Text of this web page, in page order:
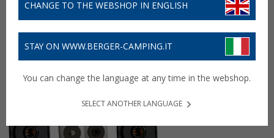
CHANGE TO THE WEBSHOP IN ENGLISH
STAY ON WWW.BERGER-CAMPING.IT
You can change the language at any time in the webshop.
SELECT ANOTHER LANGUAGE